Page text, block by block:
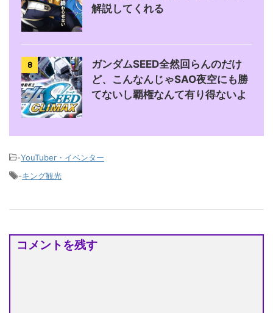
解説してくれる
8
ガンダムSEED全然回らんのだけ
ど、こんなんじゃSAO夜空にも勝
てないし覇権なんて有り得ないよ
-YouTuber・イベンター
-キング観光
コメントを残す